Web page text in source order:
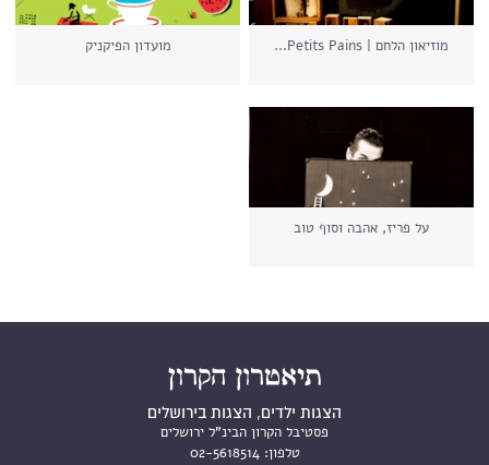
מוזיאון הלחם | Petits Pains... מועדון הפיקניק
על פריז, אהבה וסוף טוב
הצגות ילדים, הצגות בירושלים
פסטיבל הקרון הבינ"ל ירושלים
טלפון: 02-5618514